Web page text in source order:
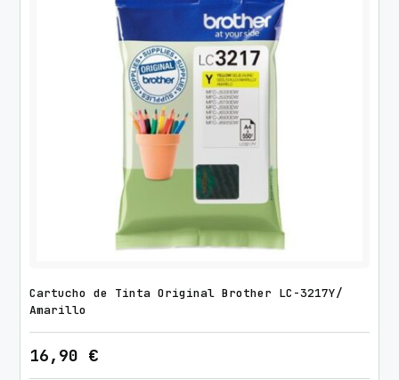
Cartucho de Tinta Original Brother LC-3217Y/
Amarillo
16,90 €